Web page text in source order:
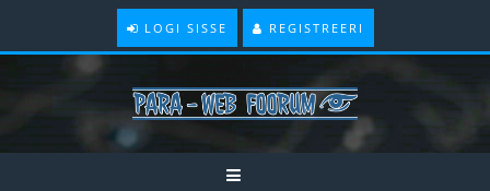
LOGI SISSE REGISTREERI